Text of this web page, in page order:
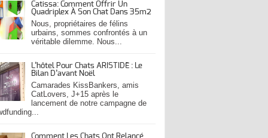
Catissa: Comment Offrir Un
Quadriplex À Son Chat Dans 35m2
Nous, propriétaires de félins
urbains, sommes confrontés à un
véritable dilemme. Nous...
L’hôtel Pour Chats ARISTIDE : Le
Bilan D’avant Noël
Camarades KissBankers, amis
CatLovers, J+15 après le
lancement de notre campagne de